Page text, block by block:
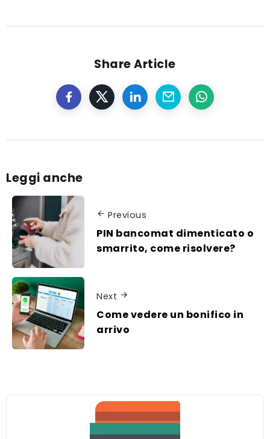
di Siena
(chiusa in
Share Article
Leggi anche
Previous
PIN bancomat dimenticato o
smarrito, come risolvere?
Next
Come vedere un bonifico in
arrivo